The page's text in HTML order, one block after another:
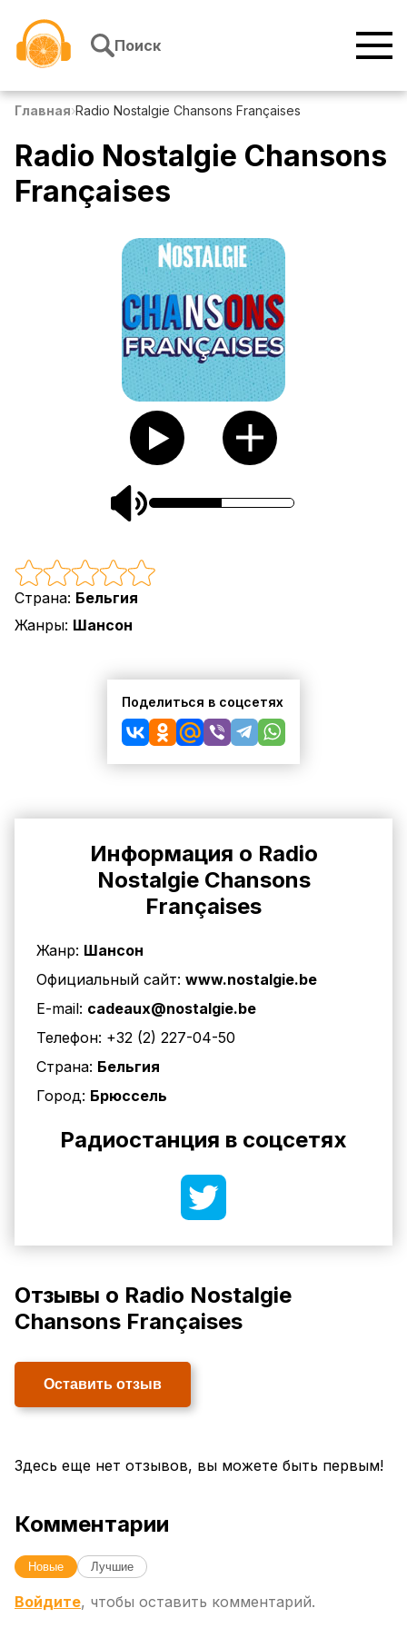
Поиск
Главная›Radio Nostalgie Chansons Françaises
Radio Nostalgie Chansons
Françaises
Страна: Бельгия
Жанры: Шансон
Поделиться в соцсетях
Информация о Radio
Nostalgie Chansons
Françaises
Жанр: Шансон
Официальный сайт: www.nostalgie.be
E-mail: cadeaux@nostalgie.be
Телефон: +32 (2) 227-04-50
Страна: Бельгия
Город: Брюссель
Радиостанция в соцсетях
Отзывы о Radio Nostalgie
Chansons Françaises
Оставить отзыв
Здесь еще нет отзывов, вы можете быть первым!
Комментарии
Новые Лучшие
Войдите, чтобы оставить комментарий.